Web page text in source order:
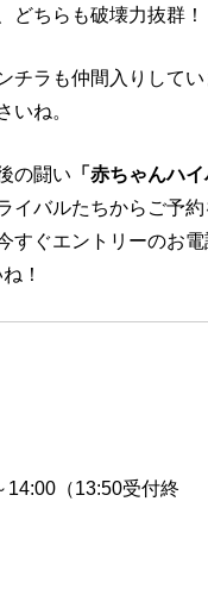
どちらも破壊力抜群！
チラも仲間入りしてい
ね。
の闘い 「赤ちゃんハ
イバルたちからご予約
すぐエントリーのお電
！
（13:50受付終